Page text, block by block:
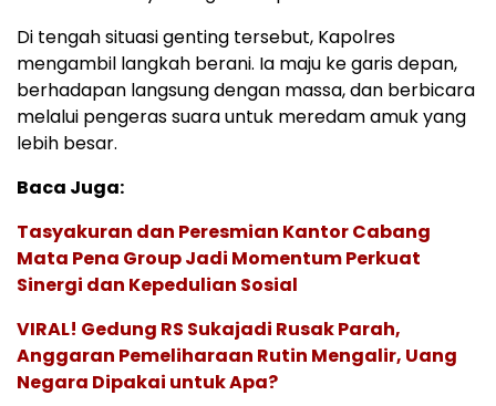
Di tengah situasi genting tersebut, Kapolres
mengambil langkah berani. Ia maju ke garis depan,
berhadapan langsung dengan massa, dan berbicara
melalui pengeras suara untuk meredam amuk yang
lebih besar.
Baca Juga:
Tasyakuran dan Peresmian Kantor Cabang
Mata Pena Group Jadi Momentum Perkuat
Sinergi dan Kepedulian Sosial
VIRAL! Gedung RS Sukajadi Rusak Parah,
Anggaran Pemeliharaan Rutin Mengalir, Uang
Negara Dipakai untuk Apa?